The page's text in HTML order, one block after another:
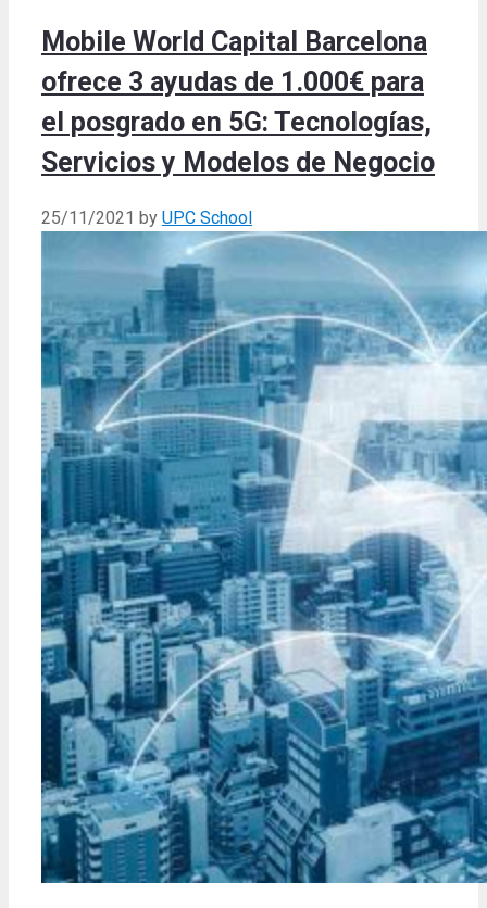
Mobile World Capital Barcelona
ofrece 3 ayudas de 1.000€ para
el posgrado en 5G: Tecnologías,
Servicios y Modelos de Negocio
25/11/2021 by UPC School